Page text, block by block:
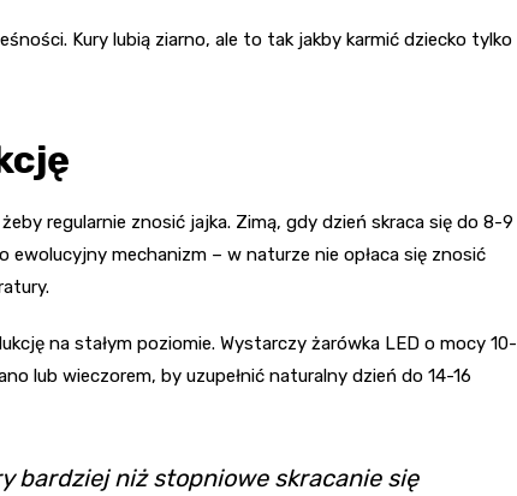
Kury lubią ziarno, ale to tak jakby karmić dziecko tylko
żeby regularnie znosić jajka. Zimą, gdy dzień skraca się do 8-9
ewolucyjny mechanizm – w naturze nie opłaca się znosić
na stałym poziomie. Wystarczy żarówka LED o mocy 10-
lub wieczorem, by uzupełnić naturalny dzień do 14-16
bardziej niż stopniowe skracanie się